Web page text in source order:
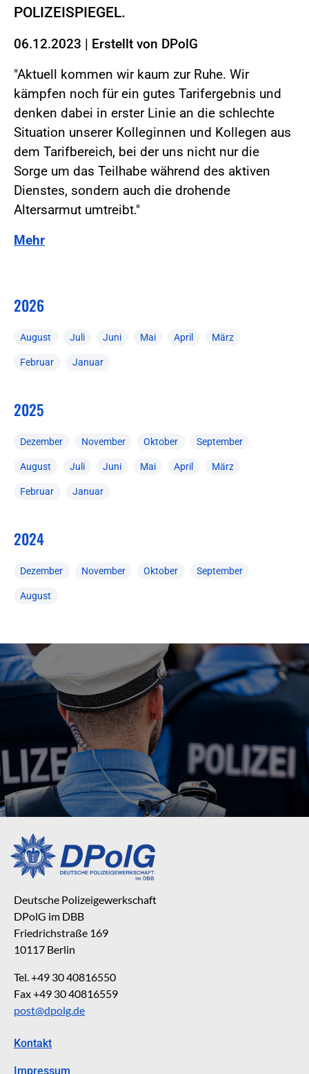
POLIZEISPIEGEL.
06.12.2023 | Erstellt von DPolG
"Aktuell kommen wir kaum zur Ruhe. Wir
kämpfen noch für ein gutes Tarifergebnis und
denken dabei in erster Linie an die schlechte
Situation unserer Kolleginnen und Kollegen aus
dem Tarifbereich, bei der uns nicht nur die
Sorge um das Teilhabe während des aktiven
Dienstes, sondern auch die drohende
Altersarmut umtreibt."
Mehr
2026
August Juli Juni Mai April März
Februar Januar
2025
Dezember November Oktober September
August Juli Juni Mai April März
Februar Januar
2024
Dezember November Oktober September
August
Deutsche Polizeigewerkschaft
DPolG im DBB
Friedrichstraße 169
10117 Berlin
Tel. +49 30 40816550
Fax +49 30 40816559
post@dpolg.de
Kontakt
Impressum